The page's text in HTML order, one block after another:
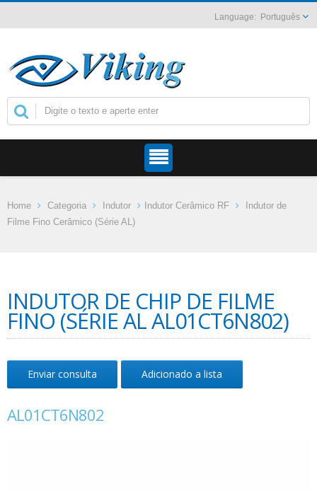
Português
Home Categoria Indutor Indutor Cerâmico RF
Indutor de
Filme Fino Cerâmico (Série AL)
INDUTOR DE CHIP DE FILME
FINO (SÉRIE AL AL01CT6N802)
Enviar consulta Adicionado a lista
AL01CT6N802